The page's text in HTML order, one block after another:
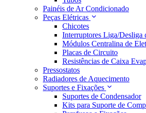
Painéis de Ar Condicionado
Peças Elétricas
Chicotes
Interruptores Liga/Desliga
Módulos Centralina de
Placas de Circuito
Resistências de Caixa
Pressostatos
Radiadores de Aquecimento
Suportes e Fixações
Suportes de Condensador
Kits para Suporte de